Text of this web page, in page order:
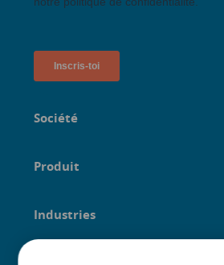
Société
Produit
Industries